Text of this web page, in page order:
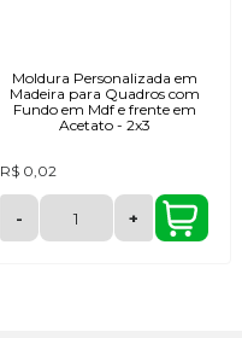
Moldura Personalizada em
Madeira para Quadros com
Fundo em Mdf e frente em
Acetato - 2x3
R$ 0,02
- +